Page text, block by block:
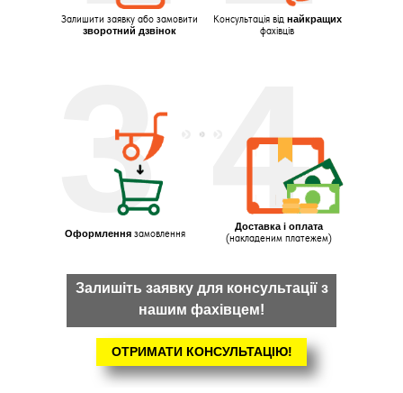
4
3
Залишити заявку або замовити
зворотний дзвінок
Консультація від найкращих
фахівців
Оформлення замовлення
Доставка і оплата
(накладеним платежем)
ОТРИМАТИ КОНСУЛЬТАЦІЮ!
Залишіть заявку для консультації з
нашим фахівцем!